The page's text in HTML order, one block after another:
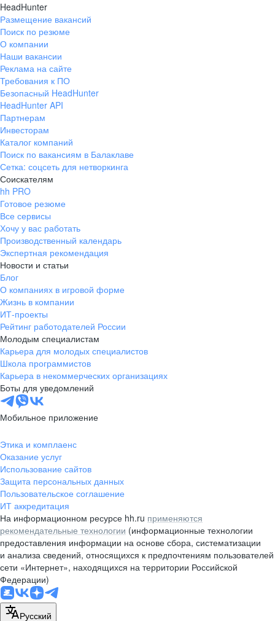
HeadHunter
Размещение вакансий
Поиск по резюме
О компании
Наши вакансии
Реклама на сайте
Требования к ПО
Безопасный HeadHunter
HeadHunter API
Партнерам
Инвесторам
Каталог компаний
Поиск по вакансиям в Балаклаве
Сетка: соцсеть для нетворкинга
Соискателям
hh PRO
Готовое резюме
Все сервисы
Хочу у вас работать
Производственный календарь
Экспертная рекомендация
Новости и статьи
Блог
О компаниях в игровой форме
Жизнь в компании
ИТ-проекты
Рейтинг работодателей России
Молодым специалистам
Карьера для молодых специалистов
Школа программистов
Карьера в некоммерческих организациях
Боты для уведомлений
Мобильное приложение
Этика и комплаенс
Оказание услуг
Использование сайтов
Защита персональных данных
Пользовательское соглашение
ИТ аккредитация
На информационном ресурсе hh.ru применяются
рекомендательные технологии (информационные технологии
предоставления информации на основе сбора, систематизации
и анализа сведений, относящихся к предпочтениям пользователей
сети «Интернет», находящихся на территории Российской
Федерации)
Русский